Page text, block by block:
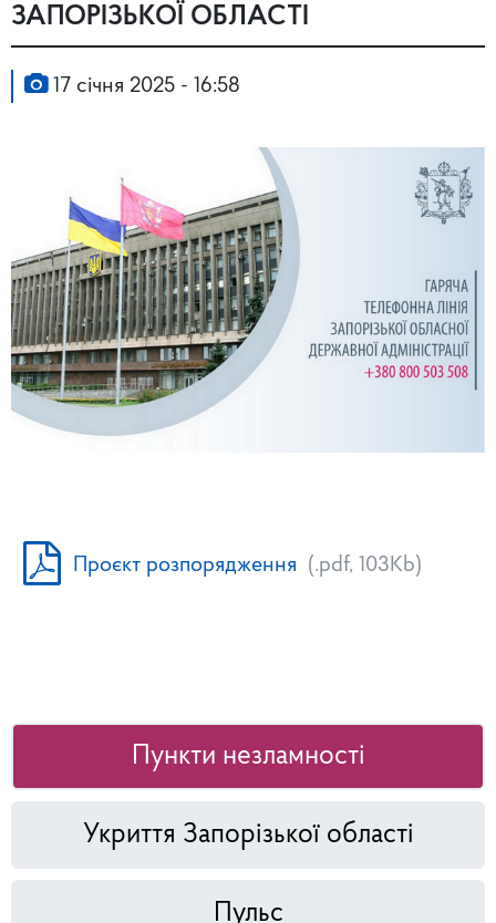
ЗАПОРІЗЬКОЇ ОБЛАСТІ
17 січня 2025 - 16:58
Проєкт розпорядження (.pdf, 103Kb)
Пункти незламності
Укриття Запорізької області
Пульс